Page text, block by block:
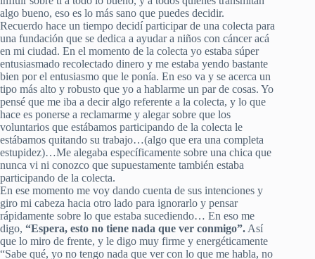
algo bueno, eso es lo más sano que puedes decidir.
Recuerdo hace un tiempo decidí participar de una colecta para
una fundación que se dedica a ayudar a niños con cáncer acá
en mi ciudad. En el momento de la colecta yo estaba súper
entusiasmado recolectado dinero y me estaba yendo bastante
bien por el entusiasmo que le ponía. En eso va y se acerca un
tipo más alto y robusto que yo a hablarme un par de cosas. Yo
pensé que me iba a decir algo referente a la colecta, y lo que
hace es ponerse a reclamarme y alegar sobre que los
voluntarios que estábamos participando de la colecta le
estábamos quitando su trabajo…(algo que era una completa
estupidez)…Me alegaba específicamente sobre una chica que
nunca vi ni conozco que supuestamente también estaba
participando de la colecta.
En ese momento me voy dando cuenta de sus intenciones y
giro mi cabeza hacia otro lado para ignorarlo y pensar
rápidamente sobre lo que estaba sucediendo… En eso me
digo, “Espera, esto no tiene nada que ver conmigo”. Así
que lo miro de frente, y le digo muy firme y energéticamente
“Sabe qué, yo no tengo nada que ver con lo que me habla, no